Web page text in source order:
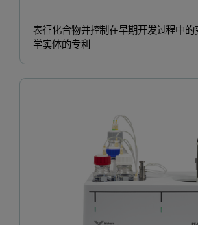
表征化合物并控制在早期开发过程中
学实体的专利